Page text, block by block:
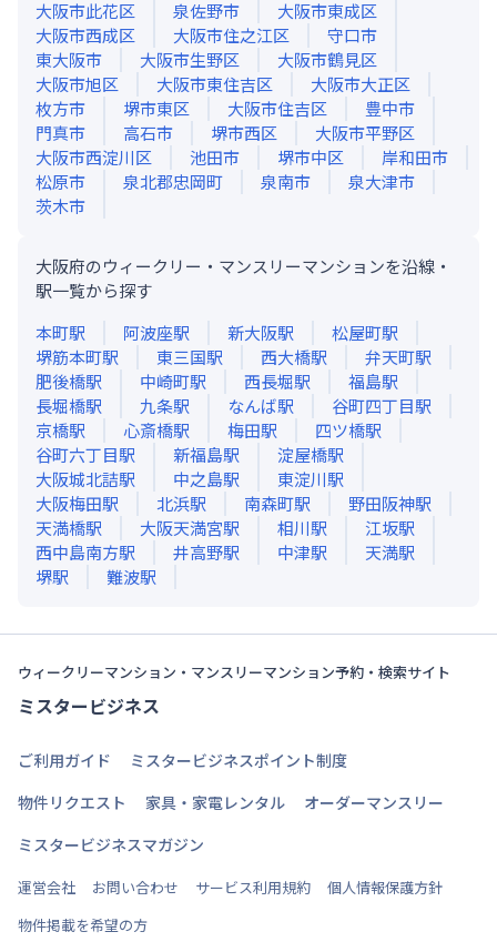
大阪市此花区
泉佐野市
大阪市東成区
大阪市西成区
大阪市住之江区
守口市
東大阪市
大阪市生野区
大阪市鶴見区
大阪市旭区
大阪市東住吉区
大阪市大正区
枚方市
堺市東区 大阪市住吉区
豊中市
門真市
高石市 堺市西区
大阪市平野区
大阪市西淀川区
池田市 堺市中区
岸和田市
松原市
泉北郡忠岡町 泉南市
泉大津市
茨木市
大阪府のウィークリー・マンスリーマンションを沿線・
駅一覧から探す
本町駅 阿波座駅 新大阪駅 松屋町駅
堺筋本町駅 東三国駅 西大橋駅 弁天町駅
肥後橋駅 中崎町駅 西長堀駅 福島駅
長堀橋駅 九条駅 なんば駅 谷町四丁目駅
京橋駅 心斎橋駅 梅田駅 四ツ橋駅
谷町六丁目駅 新福島駅 淀屋橋駅
大阪城北詰駅 中之島駅 東淀川駅
大阪梅田駅 北浜駅 南森町駅 野田阪神駅
天満橋駅 大阪天満宮駅 相川駅 江坂駅
西中島南方駅 井高野駅 中津駅 天満駅
堺駅 難波駅
ウィークリーマンション・マンスリーマンション予約・検索サイト
ミスタービジネス
ご利用ガイド
ミスタービジネスポイント制度
物件リクエスト
家具・家電レンタル
オーダーマンスリー
ミスタービジネスマガジン
運営会社 お問い合わせ サービス利用規約
個人情報保護方針
物件掲載を希望の方